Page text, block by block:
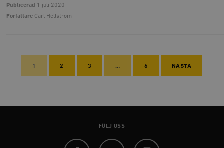
Publicerad 1 juli 2020
Författare Carl Hellström
1 2 3 … 6 NÄSTA
FÖLJ OSS